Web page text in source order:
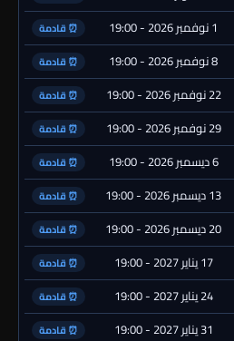
1 نوفمبر 2026 - 19:00 ⏰ قادمة
8 نوفمبر 2026 - 19:00 ⏰ قادمة
22 نوفمبر 2026 - 19:00 ⏰ قادمة
29 نوفمبر 2026 - 19:00 ⏰ قادمة
6 ديسمبر 2026 - 19:00 ⏰ قادمة
13 ديسمبر 2026 - 19:00 ⏰ قادمة
20 ديسمبر 2026 - 19:00 ⏰ قادمة
17 يناير 2027 - 19:00 ⏰ قادمة
24 يناير 2027 - 19:00 ⏰ قادمة
31 يناير 2027 - 19:00 ⏰ قادمة